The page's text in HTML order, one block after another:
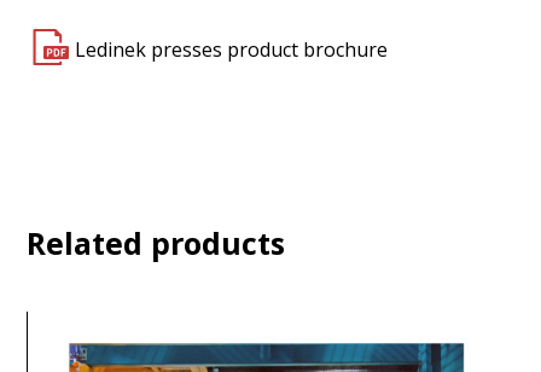
Ledinek presses product brochure
Related products